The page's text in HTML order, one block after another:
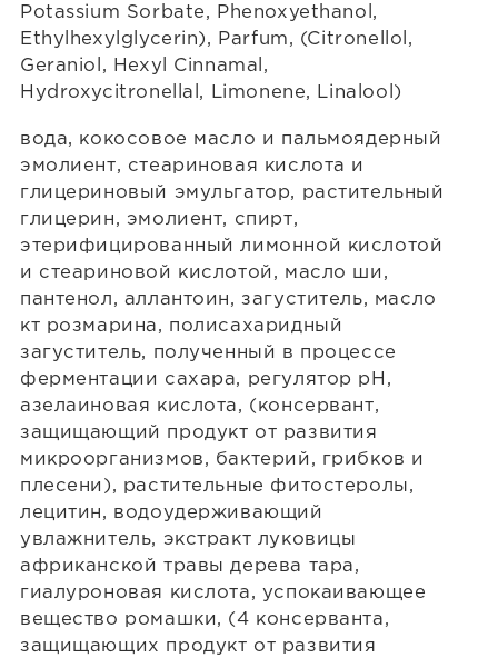
Potassium Sorbate, Phenoxyethanol,
Ethylhexylglycerin), Parfum, (Citronellol,
Geraniol, Hexyl Cinnamal,
Hydroxycitronellal, Limonene, Linalool)
вода, кокосовое масло и пальмоядерный
эмолиент, стеариновая кислота и
глицериновый эмульгатор, растительный
глицерин, эмолиент, спирт,
этерифицированный лимонной кислотой
и стеариновой кислотой, масло ши,
пантенол, аллантоин, загуститель, масло
кт розмарина, полисахаридный
загуститель, полученный в процессе
ферментации сахара, регулятор рН,
азелаиновая кислота, (консервант,
защищающий продукт от развития
микроорганизмов, бактерий, грибков и
плесени), растительные фитостеролы,
лецитин, водоудерживающий
увлажнитель, экстракт луковицы
африканской травы дерева тара,
гиалуроновая кислота, успокаивающее
вещество ромашки, (4 консерванта,
защищающих продукт от развития